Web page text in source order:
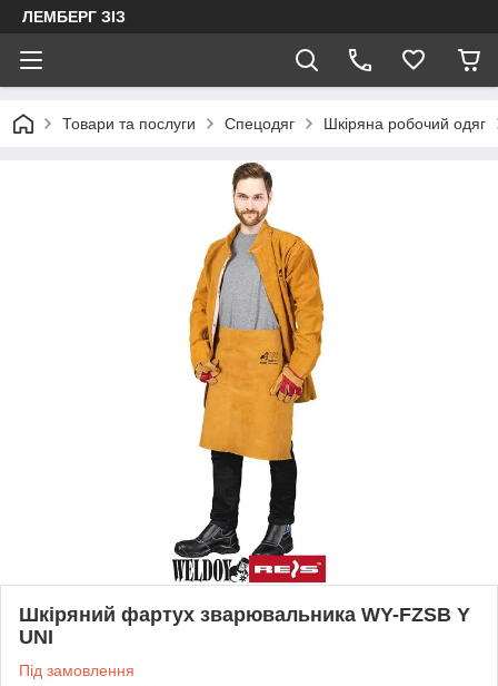
ЛЕМБЕРГ ЗІЗ
Товари та послуги Спецодяг Шкіряна робочий одяг
Шкіряний фартух зварювальника WY-FZSB Y
UNI
Під замовлення